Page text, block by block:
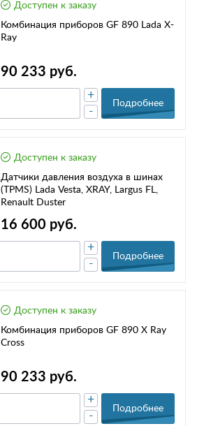
Доступен к заказу
Комбинация приборов GF 890 Lada X-
Ray
90 233 руб.
-
+
Подробнее
Доступен к заказу
Датчики давления воздуха в шинах
(TPMS) Lada Vesta, XRAY, Largus FL,
Renault Duster
16 600 руб.
-
+
Подробнее
Доступен к заказу
Комбинация приборов GF 890 X Ray
Cross
90 233 руб.
-
+
Подробнее